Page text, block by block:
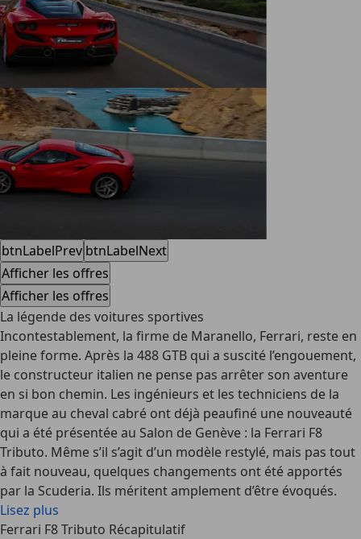
btnLabelPrev btnLabelNext
Afficher les offres
Afficher les offres
La légende des voitures sportives
Incontestablement, la firme de Maranello, Ferrari, reste en
pleine forme. Après la 488 GTB qui a suscité l’engouement,
le constructeur italien ne pense pas arrêter son aventure
en si bon chemin. Les ingénieurs et les techniciens de la
marque au cheval cabré ont déjà peaufiné une nouveauté
qui a été présentée au Salon de Genève : la Ferrari F8
Tributo. Même s’il s’agit d’un modèle restylé, mais pas tout
à fait nouveau, quelques changements ont été apportés
par la Scuderia. Ils méritent amplement d’être évoqués.
Lisez plus
Ferrari F8 Tributo Récapitulatif